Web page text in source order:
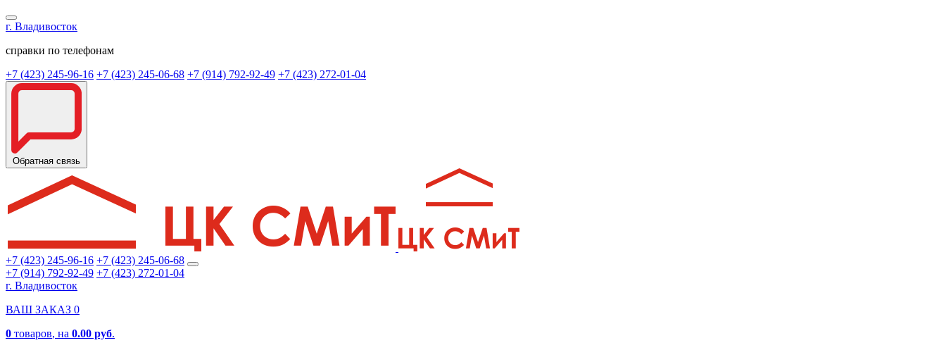
г. Владивосток
справки по телефонам
+7 (423) 245-96-16 +7 (423) 245-06-68 +7 (914) 792-92-49 +7 (423) 272-01-04
Обратная связь
+7 (423) 245-96-16 +7 (423) 245-06-68
+7 (914) 792-92-49 +7 (423) 272-01-04
г. Владивосток
ВАШ ЗАКАЗ 0
0 товаров, на 0.00 руб.